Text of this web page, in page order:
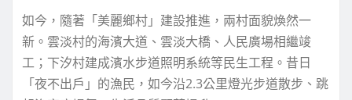
如今，隨著「美麗鄉村」建設推進，兩村面貌煥然一
新。雲淡村的海濱大道、雲淡大橋、人民廣場相繼竣
工；下汐村建成濱水步道照明系統等民生工程。昔日
「夜不出戶」的漁民，如今沿2.3公里燈光步道散步、跳